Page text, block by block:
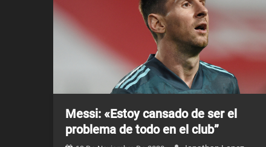
Messi: «Estoy cansado de ser el
problema de todo en el club”